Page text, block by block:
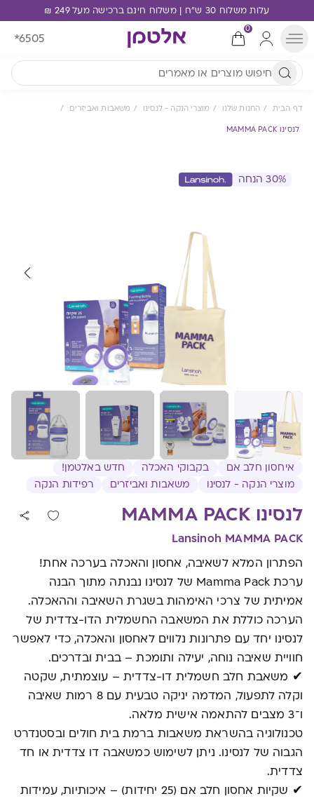
עלות משלוח 30 ש"ח | משלוח חינם ברכישה מעל 249 ₪
0
*6505
דף הבית החנות שלנו מוצרי הנקה - לנסינו משאבות ואביזרים
לנסינו MAMMA PACK
30% הנחה
איחסון חלב אם בקבוקי האכלה
חדש באלטמן!
מוצרי הנקה - לנסינו
משאבות ואביזרים רפידות הנקה
לנסינו MAMMA PACK
Lansinoh MAMMA PACK
הפתרון המלא לשאיבה, אחסון והאכלה בערכה אחת!
ערכת Mamma Pack של לנסינו נבנתה מתוך הבנה
אמיתית של צרכי האימהות בשגרת השאיבה וההאכלה.
הערכה כוללת את המשאבה החשמלית הדו-צדדית של
לנסינו יחד עם פתרונות נלווים לאחסון והאכלה, כדי לאפשר
חוויית שאיבה נוחה, יעילה ותומכת – בבית ובדרכים.
✔ משאבת חלב חשמלית דו-צדדית – עוצמתית, שקטה
וקלה לתפעול, המדמה יניקה טבעית עם 8 רמות שאיבה
ו־3 מצבים להתאמה אישית מלאה.
טכנולוגיה בהשראת משאבות ברמת בית חולים ובסטנדרט
הגבוה של לנסינו. ניתן לשימוש כמשאבה דו צדדית או חד
צדדית.
✔ שקיות אחסון חלב אם (25 יחידות) – איכותיות, עמידות